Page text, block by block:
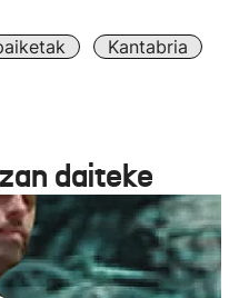
Kantabria
daiteke